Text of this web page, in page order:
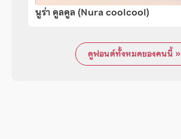
นูร่า คูลคูล (Nura coolcool)
ดูฟอนต์ทั้งหมดของคนนี้ »